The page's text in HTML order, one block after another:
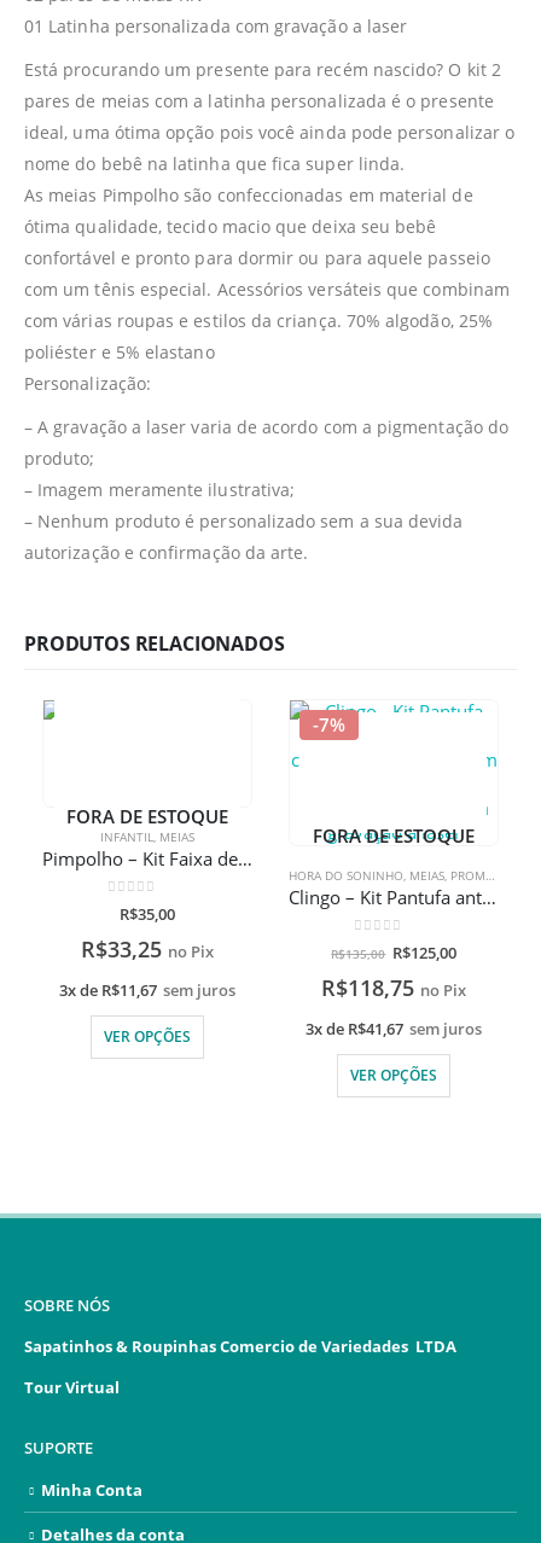
01 Latinha personalizada com gravação a laser
Está procurando um presente para recém nascido? O kit 2
pares de meias com a latinha personalizada é o presente
ideal, uma ótima opção pois você ainda pode personalizar o
nome do bebê na latinha que fica super linda.
As meias Pimpolho são confeccionadas em material de
ótima qualidade, tecido macio que deixa seu bebê
confortável e pronto para dormir ou para aquele passeio
com um tênis especial. Acessórios versáteis que combinam
com várias roupas e estilos da criança. 70% algodão, 25%
poliéster e 5% elastano
Personalização:
– A gravação a laser varia de acordo com a pigmentação do
produto;
– Imagem meramente ilustrativa;
– Nenhum produto é personalizado sem a sua devida
autorização e confirmação da arte.
PRODUTOS RELACIONADOS
FORA DE ESTOQUE
INFANTIL, MEIAS
Pimpolho – Kit Faixa de Cabelo e Meia Sapatilha
de 5
R$35,00
R$33,25 no Pix
3x de R$11,67 sem juros
VER OPÇÕES
-7%
FORA DE ESTOQUE
HORA DO SONINHO, MEIAS, PROMOÇÕES
Clingo – Kit Pantufa antiderrapante com chocalho + Naninha com mordedor + Lata alta redonda com alça com gravação a laser
de 5
R$135,00 R$125,00
R$118,75 no Pix
3x de R$41,67 sem juros
VER OPÇÕES
SOBRE NÓS
Sapatinhos & Roupinhas Comercio de Variedades LTDA
Tour Virtual
SUPORTE
Minha Conta
Detalhes da conta